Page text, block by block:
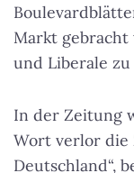
Markt gebracht
und Liberale zu
In der Zeitung
Wort verlor die
Deutschland“,